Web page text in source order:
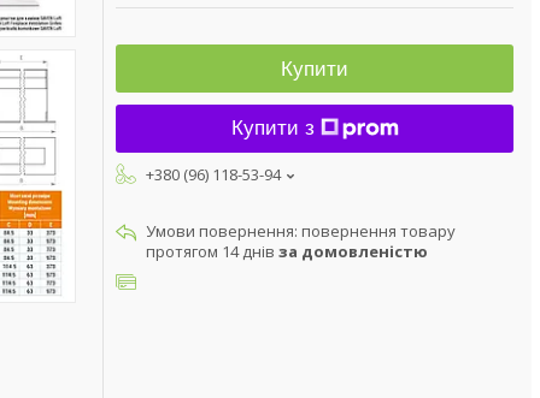
Купити
Купити з
+380 (96) 118-53-94
повернення товару
протягом 14 днів за домовленістю